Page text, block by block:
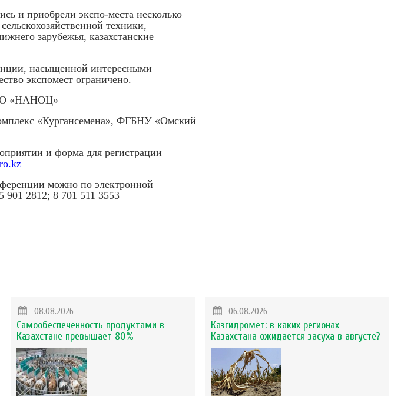
и приобрели экспо-места несколько
техники,
зарубежья, казахстанские
насыщенной интересными
экспомест ограничено.
«НАНОЦ»
«Кургансемена», ФГБНУ «Омский
и форма для регистрации
.kz
можно по электронной
901 2812; 8 701 511 3553
08.08.2026
Самообеспеченность продуктами в
Казахстане превышает 80%
06.08.2026
Казгидромет: в каких регионах
Казахстана ожидается засуха в августе?